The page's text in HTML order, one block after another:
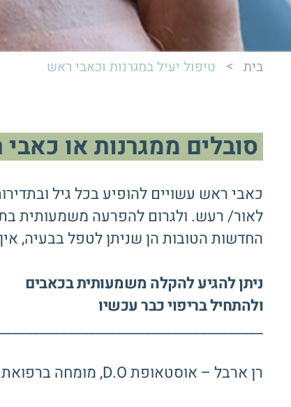
בית > טיפול יעיל במגרנות וכאבי ראש
סובלים ממגרנות או
כאבי ראש עשויים להופיע בכל גיל
לאור/ רעש. ולגרום להפרעה משמעותית
החדשות הטובות הן שניתן לטפל בבעיה,
ניתן להגיע להקלה משמעותית בכאבים
ולהתחיל בריפוי כבר עכשיו
רן ארבל – אוסטאופת D.O, מומחה ברפואת כאב ושיקום אורטופדי – נסיון של אלפי מטופלים.